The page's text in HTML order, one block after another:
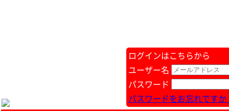
ログインはこちらから
ユーザー名
パスワード
パスワードをお忘れですか